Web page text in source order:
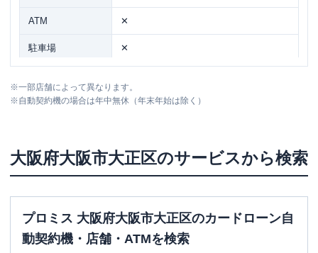
ATM ✕
駐車場 ✕
住所
ダイ1号館1階
※一部店舗によって異なります。
※自動契約機の場合は年中無休（年末年始は除く）
大阪府大阪市大正区のサービスから検索
プロミス 大阪府大阪市大正区のカードローン自
動契約機・店舗・ATMを検索